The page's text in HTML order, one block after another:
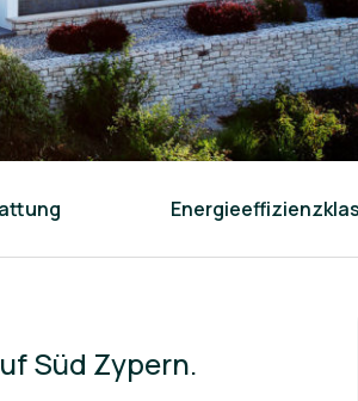
Süd Zypern.